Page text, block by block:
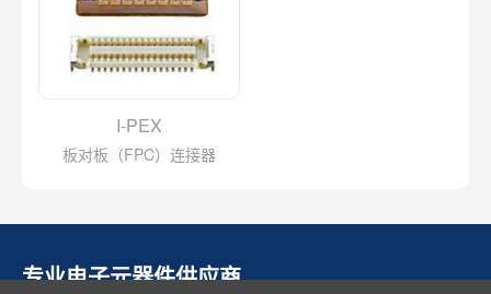
I-PEX
板对板（FPC）连接器
专业电子元器件供应商